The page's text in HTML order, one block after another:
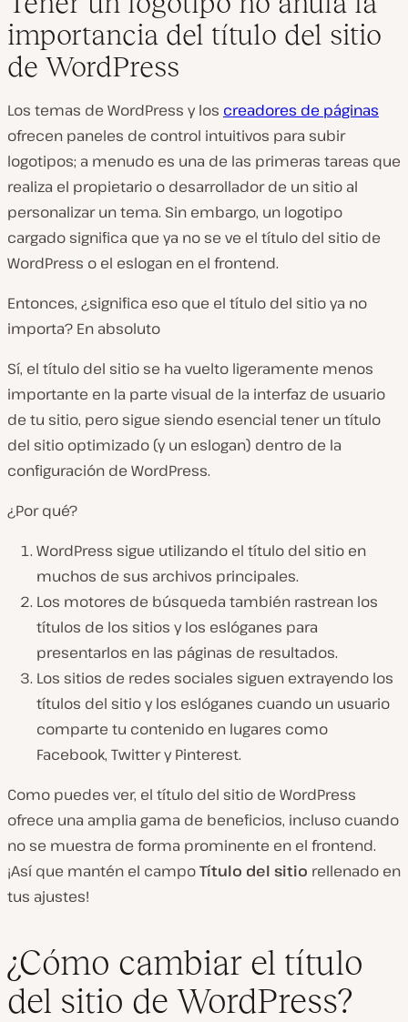
importancia del título del sitio
de WordPress
Los temas de WordPress y los creadores de páginas
ofrecen paneles de control intuitivos para subir
logotipos; a menudo es una de las primeras tareas que
realiza el propietario o desarrollador de un sitio al
personalizar un tema. Sin embargo, un logotipo
cargado significa que ya no se ve el título del sitio de
WordPress o el eslogan en el frontend.
Entonces, ¿significa eso que el título del sitio ya no
importa? En absoluto
Sí, el título del sitio se ha vuelto ligeramente menos
importante en la parte visual de la interfaz de usuario
de tu sitio, pero sigue siendo esencial tener un título
del sitio optimizado (y un eslogan) dentro de la
configuración de WordPress.
¿Por qué?
WordPress sigue utilizando el título del sitio en
muchos de sus archivos principales.
Los motores de búsqueda también rastrean los
títulos de los sitios y los eslóganes para
presentarlos en las páginas de resultados.
Los sitios de redes sociales siguen extrayendo los
títulos del sitio y los eslóganes cuando un usuario
comparte tu contenido en lugares como
Facebook, Twitter y Pinterest.
Como puedes ver, el título del sitio de WordPress
ofrece una amplia gama de beneficios, incluso cuando
no se muestra de forma prominente en el frontend.
¡Así que mantén el campoTítulo del sitio rellenado en
tus ajustes!
¿Cómo cambiar el título
del sitio de WordPress?